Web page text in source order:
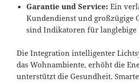
Garantie und Service: Ein
Kundendienst und großzügige
sind Indikatoren für langlebige
Die Integration intelligenter
das Wohnambiente, erhöht die
unterstützt die Gesundheit.